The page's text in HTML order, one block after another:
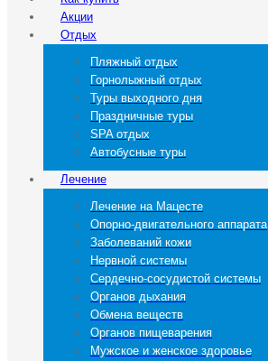
Акции
Отдых
Пляжный отдых
Горнолыжный отдых
Туры выходного дня
Праздничные туры
SPA отдых
Автобусные туры
Лечение
Лечение на Мацесте
Опорно-двигательного аппарата
Заболеваний кожи
Нервной системы
Сердечно-сосудистой системы
Органов дыхания
Обмена веществ
Органов пищеварения
Мужское и женское здоровье